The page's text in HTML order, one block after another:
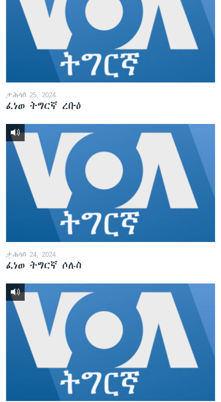
ታሕሳስ 25, 2024
ፈነወ ትግርኛ ረቡዕ
ታሕሳስ 24, 2024
ፈነወ ትግርኛ ሶሉስ